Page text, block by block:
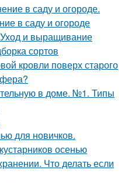
в саду и огороде.
в саду и огороде
и выращивание
сортов
кровли поверх старого
в доме. №1. Типы
для новичков.
осенью
Что делать если